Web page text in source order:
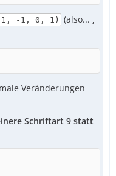
-1, 0, 1) (also... ,
Veränderungen
Schriftart 9 statt